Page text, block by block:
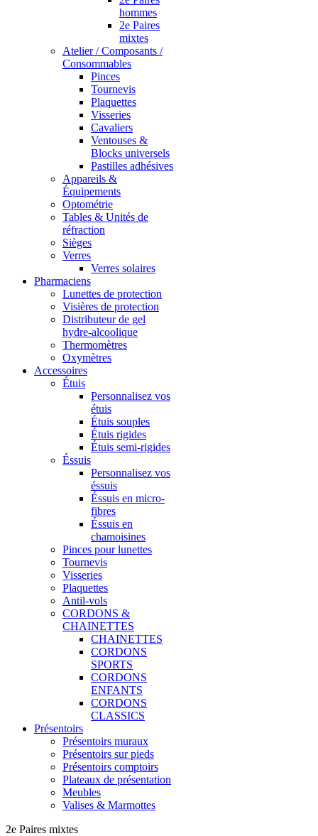
hommes
2e Paires
mixtes
Atelier / Composants /
Consommables
Pinces
Tournevis
Plaquettes
Visseries
Cavaliers
Ventouses &
Blocks universels
Pastilles adhésives
Appareils &
Équipements
Optométrie
Tables & Unités de
réfraction
Sièges
Verres
Verres solaires
Pharmaciens
Lunettes de protection
Visières de protection
Distributeur de gel
hydre-alcoolique
Thermomètres
Oxymètres
Accessoires
Étuis
Personnalisez vos
étuis
Étuis souples
Étuis rigides
Étuis semi-rigides
Éssuis
Personnalisez vos
éssuis
Éssuis en micro-
fibres
Éssuis en
chamoisines
Pinces pour lunettes
Tournevis
Visseries
Plaquettes
Antil-vols
CORDONS &
CHAINETTES
CHAINETTES
CORDONS
SPORTS
CORDONS
ENFANTS
CORDONS
CLASSICS
Présentoirs
Présentoirs muraux
Présentoirs sur pieds
Présentoirs comptoirs
Plateaux de présentation
Meubles
Valises & Marmottes
2e Paires mixtes